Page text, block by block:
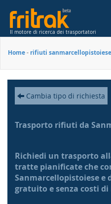
Il motore di ricerca dei trasportatori
Home- rifiuti sanmarcellopistoiese
Cambia tipo di richiesta
Trasporto rifiuti da
Richiedi un trasporto
tratte pianificate che
Sanmarcellopistoiese e
gratuito e senza costi